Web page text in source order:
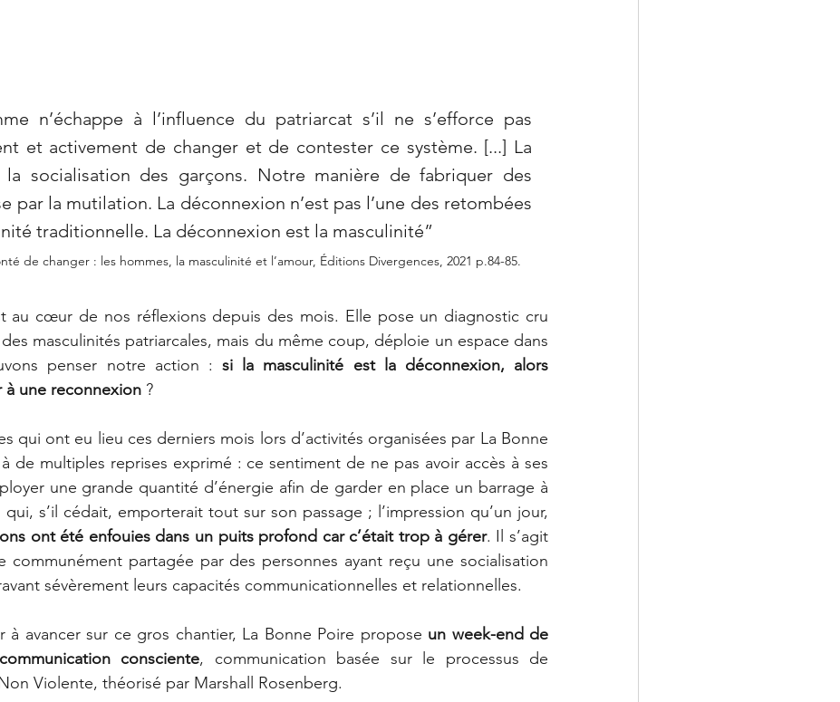
n’échappe à l’influence du patriarcat s’il ne s’efforce pas
et activement de changer et de contester ce système. [...] La
la socialisation des garçons. Notre manière de fabriquer des
par la mutilation. La déconnexion n’est pas l’une des retombées
traditionnelle. La déconnexion est la masculinité”
de changer : les hommes, la masculinité et l’amour, Éditions Divergences, 2021 p.84-85.
au cœur de nos réflexions depuis des mois. Elle pose un diagnostic cru
masculinités patriarcales, mais du même coup, déploie un espace dans
penser notre action : si la masculinité est la déconnexion, alors
une reconnexion ?
qui ont eu lieu ces derniers mois lors d’activités organisées par La Bonne
de multiples reprises exprimé : ce sentiment de ne pas avoir accès à ses
une grande quantité d’énergie afin de garder en place un barrage à
ont été enfouies dans un puits profond car c’était trop à gérer. Il s’agit
communément partagée par des personnes ayant reçu une socialisation
sévèrement leurs capacités communicationnelles et relationnelles.
à avancer sur ce gros chantier, La Bonne Poire propose un week-end de
consciente, communication basée sur le processus de
Violente, théorisé par Marshall Rosenberg.